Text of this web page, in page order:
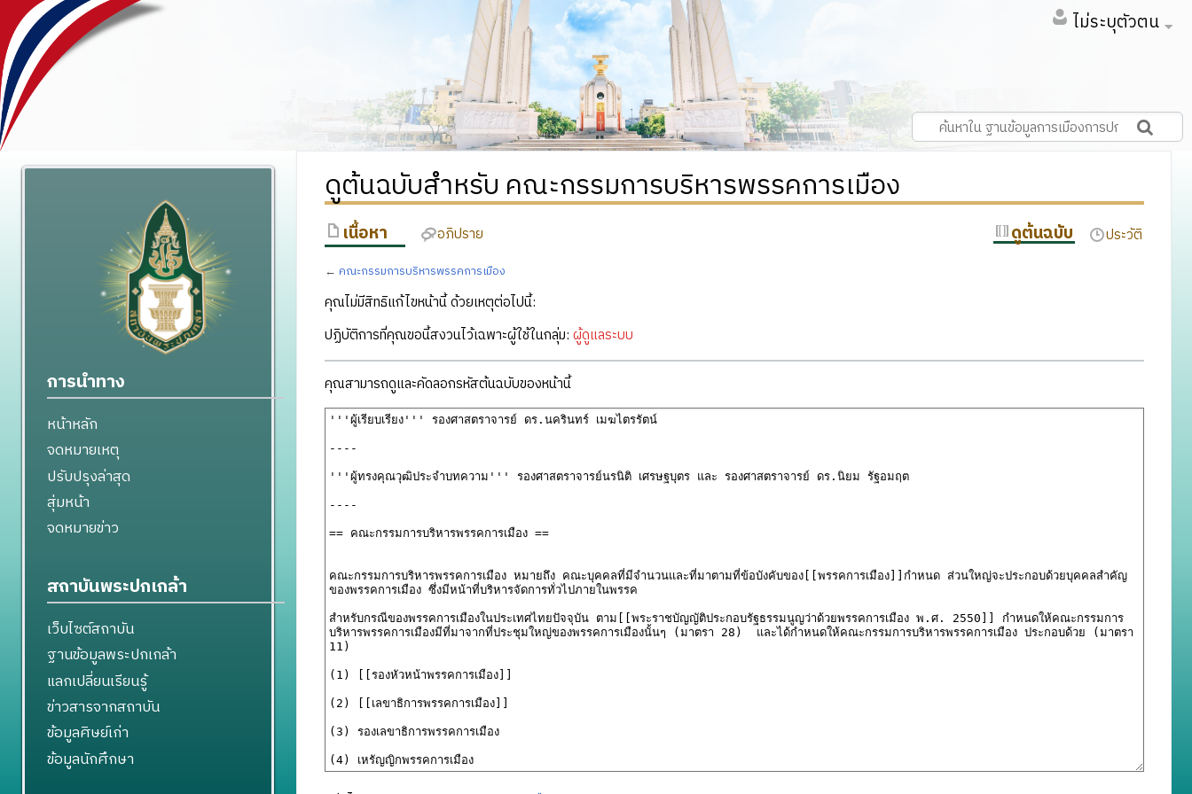
ไม่ระบุตัวตน
ดูต้นฉบับสำหรับ คณะกรรมการบริหารพรรคการเมือง
เนื้อหา อภิปราย ดูต้นฉบับ ประวัติ
← คณะกรรมการบริหารพรรคการเมือง
คุณไม่มีสิทธิแก้ไขหน้านี้ ด้วยเหตุต่อไปนี้:
ปฏิบัติการที่คุณขอนี้สงวนไว้เฉพาะผู้ใช้ในกลุ่ม: ผู้ดูแลระบบ
คุณสามารถดูและคัดลอกรหัสต้นฉบับของหน้านี้
การนำทาง
หน้าหลัก
จดหมายเหตุ
ปรับปรุงล่าสุด
สุ่มหน้า
จดหมายข่าว
สถาบันพระปกเกล้า
เว็บไซต์สถาบัน
ฐานข้อมูลพระปกเกล้า
แลกเปลี่ยนเรียนรู้
ข่าวสารจากสถาบัน
ข้อมูลศิษย์เก่า
ข้อมูลนักศึกษา